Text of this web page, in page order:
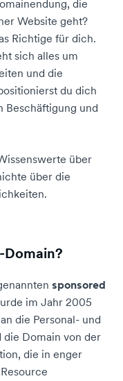
die
Website geht?
Richtige für dich.
sich alles um
und die
du dich
Beschäftigung und
über
über die
sponsored
im Jahr 2005
die Personal- und
Domain von der
die in enger